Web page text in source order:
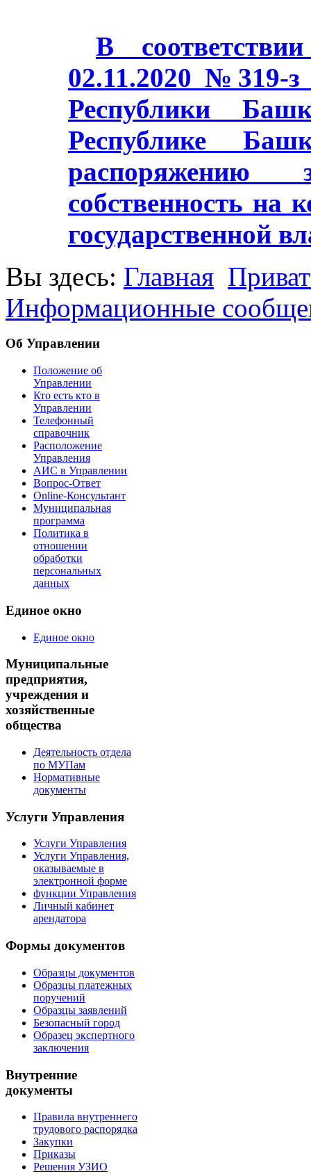
В
02.11.2020 №319-
Республики
Республике
распоряжению
собственность на
государственной
Вы здесь: Главная
Информационные
Об Управлении
Положение об
Управлении
Кто есть кто в
Управлении
Телефонный
справочник
Расположение
Управления
АИС в Управлении
Вопрос-Ответ
Online-Консультант
Муниципальная
программа
Политика в
отношении
обработки
персональных
данных
Единое окно
Единое окно
Муниципальные
предприятия,
учреждения и
хозяйственные
общества
Деятельность отдела
по МУПам
Нормативные
документы
Услуги Управления
Услуги Управления
Услуги Управления,
оказываемые в
электронной форме
функции Управления
Личный кабинет
арендатора
Формы документов
Образцы документов
Образцы платежных
поручений
Образцы заявлений
Безопасный город
Образец экспертного
заключения
Внутренние
документы
Правила внутреннего
трудового распорядка
Закупки
Приказы
Решения УЗИО